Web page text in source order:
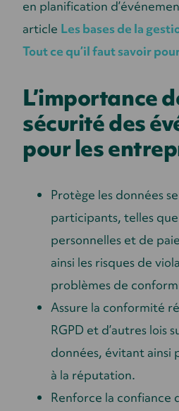
en planification
article Les bases de la
Tout ce qu’il faut savoir
L’importance
sécurité des
pour les
Protège les données
participants, telles
personnelles et de
ainsi les risques de
problèmes de
Assure la conformité
RGPD et d’autres lois
données, évitant ainsi
à la réputation.
Renforce la confiance